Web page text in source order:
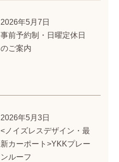
2026年5月7日
事前予約制・日曜定休日
のご案内
2026年5月3日
<ノイズレスデザイン・最
新カーポート>YKKプレー
ンルーフ